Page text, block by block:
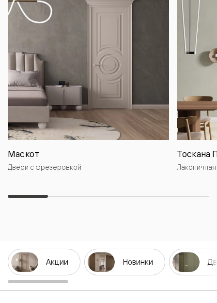
Маскот
Двери с фрезеровкой
Тоскана
Лаконичная
Акции Новинки